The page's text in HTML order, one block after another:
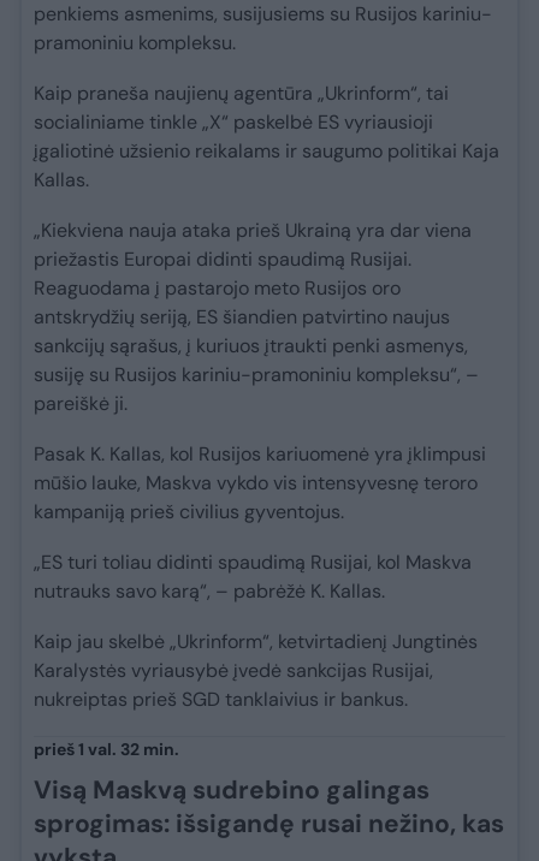
penkiems asmenims, susijusiems su Rusijos kariniu-
pramoniniu kompleksu.
Kaip praneša naujienų agentūra „Ukrinform“, tai
socialiniame tinkle „X“ paskelbė ES vyriausioji
įgaliotinė užsienio reikalams ir saugumo politikai Kaja
Kallas.
„Kiekviena nauja ataka prieš Ukrainą yra dar viena
priežastis Europai didinti spaudimą Rusijai.
Reaguodama į pastarojo meto Rusijos oro
antskrydžių seriją, ES šiandien patvirtino naujus
sankcijų sąrašus, į kuriuos įtraukti penki asmenys,
susiję su Rusijos kariniu-pramoniniu kompleksu“, –
pareiškė ji.
Pasak K. Kallas, kol Rusijos kariuomenė yra įklimpusi
mūšio lauke, Maskva vykdo vis intensyvesnę teroro
kampaniją prieš civilius gyventojus.
„ES turi toliau didinti spaudimą Rusijai, kol Maskva
nutrauks savo karą“, – pabrėžė K. Kallas.
Kaip jau skelbė „Ukrinform“, ketvirtadienį Jungtinės
Karalystės vyriausybė įvedė sankcijas Rusijai,
nukreiptas prieš SGD tanklaivius ir bankus.
prieš 1 val. 32 min.
Visą Maskvą sudrebino galingas
sprogimas: išsigandę rusai nežino, kas